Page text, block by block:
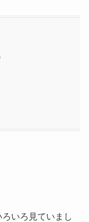
いろ見ていまし